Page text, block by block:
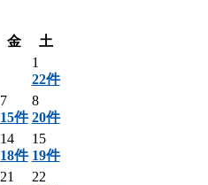
金
土
1
22件
7
15件
8
20件
14
18件
15
19件
21
22